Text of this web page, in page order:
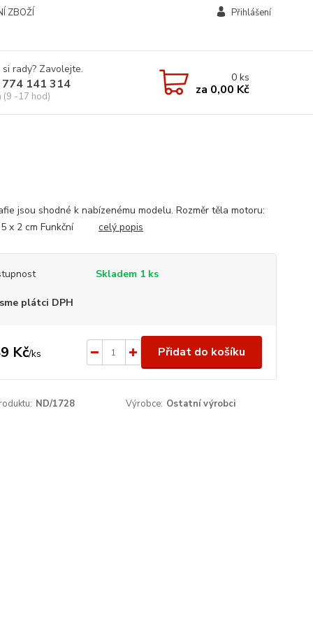
ZBOŽÍ
Přihlášení
rady? Zavolejte.
141 314
(9 -17 hod)
0ks
za 0,00 Kč
jsou shodné k nabízenému modelu. Rozměr těla motoru:
x 2 cm Funkční celý popis
Skladem 1 ks
plátci DPH
Kč/ks Přidat do košíku
ND/1728 Výrobce: Ostatní výrobci